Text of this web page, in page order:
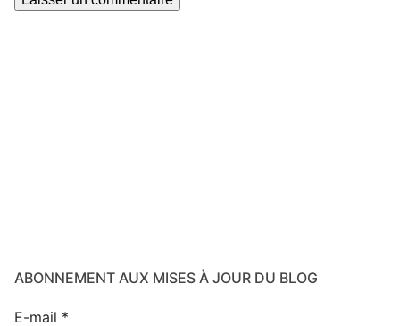
ABONNEMENT AUX MISES À JOUR DU BLOG
E-mail *